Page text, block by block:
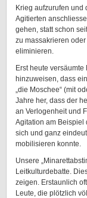
Krieg aufzurufen und
Agitierten
gehen, statt schon
zu massakrieren
eliminieren.
Erst heute
hinzuweisen, dass
„die Moschee“ (mit
Jahre her, dass der
an Verlogenheit und
Agitation am Beispiel
sich und ganz
mobilisieren konnte.
Unsere
Leitkulturdebatte.
zeigen. Erstaunlich
Leute, die plötzlich